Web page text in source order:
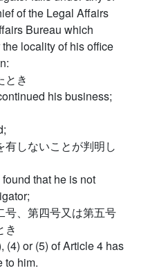
of the Legal Affairs
Bureau which
locality of his office
とき
his business;
しないことが判明し
that he is not
号、第四号又は第五号
き
(4) or (5) of Article 4 has
to him.